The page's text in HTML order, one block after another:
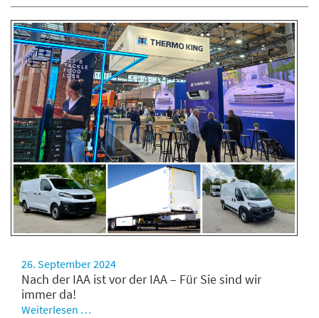
26. September 2024
Nach der IAA ist vor der IAA – Für Sie sind wir
immer da!
Weiterlesen …